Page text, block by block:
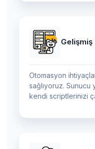
Gelişmiş
Otomasyon
sağlıyoruz. Sunucu
kendi scriptlerinizi